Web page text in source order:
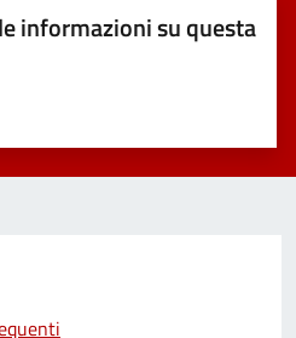
informazioni su questa
su 5
su 5